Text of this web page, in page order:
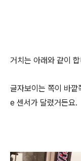
거치는 아래와 같이
글자보이는 쪽이 바
e 센서가 달렸거든요.